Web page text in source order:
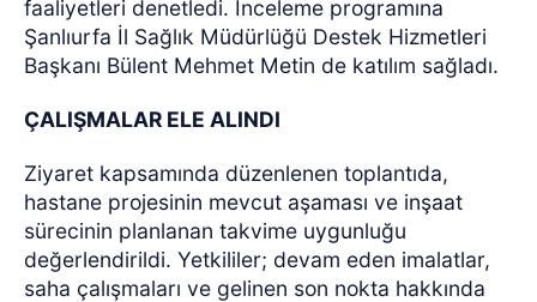
faaliyetleri denetledi. İnceleme programına
Şanlıurfa İl Sağlık Müdürlüğü Destek Hizmetleri
Başkanı Bülent Mehmet Metin de katılım sağladı.
ÇALIŞMALAR ELE ALINDI
Ziyaret kapsamında düzenlenen toplantıda,
hastane projesinin mevcut aşaması ve inşaat
sürecinin planlanan takvime uygunluğu
değerlendirildi. Yetkililer; devam eden imalatlar,
saha çalışmaları ve gelinen son nokta hakkında